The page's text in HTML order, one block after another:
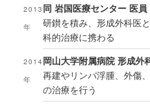
2013
年
同 岩国医療センター 医員
研鑚を積み、形成外科医
科的治療に携わる
2014
年
岡山大学附属病院 形成外
再建やリンパ浮腫、外傷
の治療を行う